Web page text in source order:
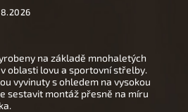
na základě mnohaletých
oblasti lovu a sportovní střelby.
vyvinuty s ohledem na vysokou
sestavit montáž přesně na míru